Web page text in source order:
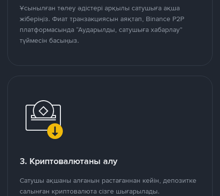
Ұсынылған төлеу әдістері арқылы сатушыға ақша
жіберіңіз. Фиат транзакциясын аяқтап, Binance P2P
платформасында “Аударылды, сатушыға хабарлау”
түймесін басыңыз.
3. Криптовалютаны алу
Сатушы ақшаны алғанын растағаннан кейін, депозитке
салынған криптовалюта сізге шығарылады.